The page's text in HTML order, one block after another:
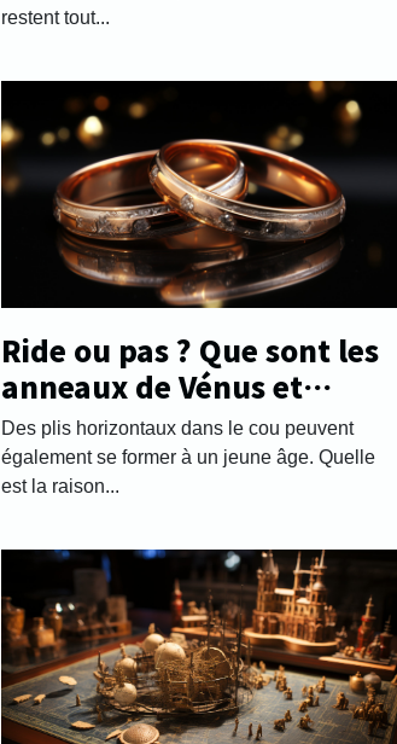
restent tout...
Ride ou pas ? Que sont les
anneaux de Vénus et
comment les gérer.
Des plis horizontaux dans le cou peuvent
également se former à un jeune âge. Quelle
est la raison...